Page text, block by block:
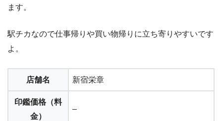
ます。
駅チカなので仕事帰りや買い物帰りに立ち寄りやすいです
よ。
店舗名 新宿栄章
印鑑価格（料
金）
–